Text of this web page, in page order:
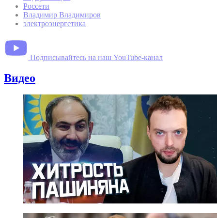
Россети
Владимир Владимиров
электроэнергетика
Подписывайтесь на наш YouTube-канал
Видео